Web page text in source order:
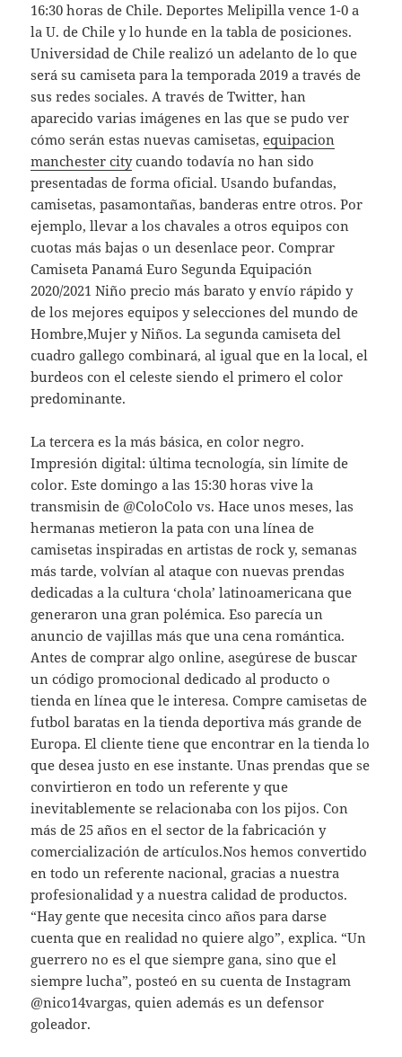
16:30 horas de Chile. Deportes Melipilla vence 1-0 a
la U. de Chile y lo hunde en la tabla de posiciones.
Universidad de Chile realizó un adelanto de lo que
será su camiseta para la temporada 2019 a través de
sus redes sociales. A través de Twitter, han
aparecido varias imágenes en las que se pudo ver
cómo serán estas nuevas camisetas,equipacion
manchester citycuando todavía no han sido
presentadas de forma oficial. Usando bufandas,
camisetas, pasamontañas, banderas entre otros. Por
ejemplo, llevar a los chavales a otros equipos con
cuotas más bajas o un desenlace peor. Comprar
Camiseta Panamá Euro Segunda Equipación
2020/2021 Niño precio más barato y envío rápido y
de los mejores equipos y selecciones del mundo de
Hombre,Mujer y Niños. La segunda camiseta del
cuadro gallego combinará, al igual que en la local, el
burdeos con el celeste siendo el primero el color
predominante.
La tercera es la más básica, en color negro.
Impresión digital: última tecnología, sin límite de
color. Este domingo a las 15:30 horas vive la
transmisin de @ColoColo vs. Hace unos meses, las
hermanas metieron la pata con una línea de
camisetas inspiradas en artistas de rock y, semanas
más tarde, volvían al ataque con nuevas prendas
dedicadas a la cultura ‘chola’ latinoamericana que
generaron una gran polémica. Eso parecía un
anuncio de vajillas más que una cena romántica.
Antes de comprar algo online, asegúrese de buscar
un código promocional dedicado al producto o
tienda en línea que le interesa. Compre camisetas de
futbol baratas en la tienda deportiva más grande de
Europa. El cliente tiene que encontrar en la tienda lo
que desea justo en ese instante. Unas prendas que se
convirtieron en todo un referente y que
inevitablemente se relacionaba con los pijos. Con
más de 25 años en el sector de la fabricación y
comercialización de artículos.Nos hemos convertido
en todo un referente nacional, gracias a nuestra
profesionalidad y a nuestra calidad de productos.
“Hay gente que necesita cinco años para darse
cuenta que en realidad no quiere algo”, explica. “Un
guerrero no es el que siempre gana, sino que el
siempre lucha”, posteó en su cuenta de Instagram
@nico14vargas, quien además es un defensor
goleador.